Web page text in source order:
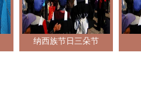
纳西族节日三朵节